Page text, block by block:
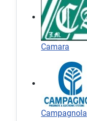
Camara
Campagnola